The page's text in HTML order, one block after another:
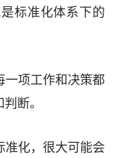
标准化体系下的
一项工作和决策都
断。
准化，很大可能会